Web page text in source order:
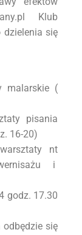
Klub
dzielenia się
malarskie (
pisania
16-20)
nt
i
godz. 17.30
odbędzie się